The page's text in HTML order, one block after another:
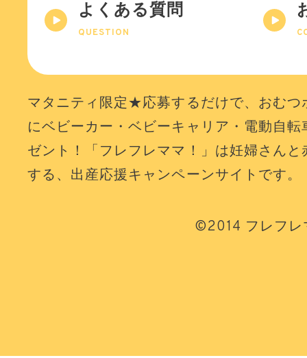
よくある質問
QUESTION
マタニティ限定★応募するだけで、おむつ
にベビーカー・ベビーキャリア・電動自
ゼント！「フレフレママ！」は妊婦さん
する、出産応援キャンペーンサイトです。
©2014 フレフレ